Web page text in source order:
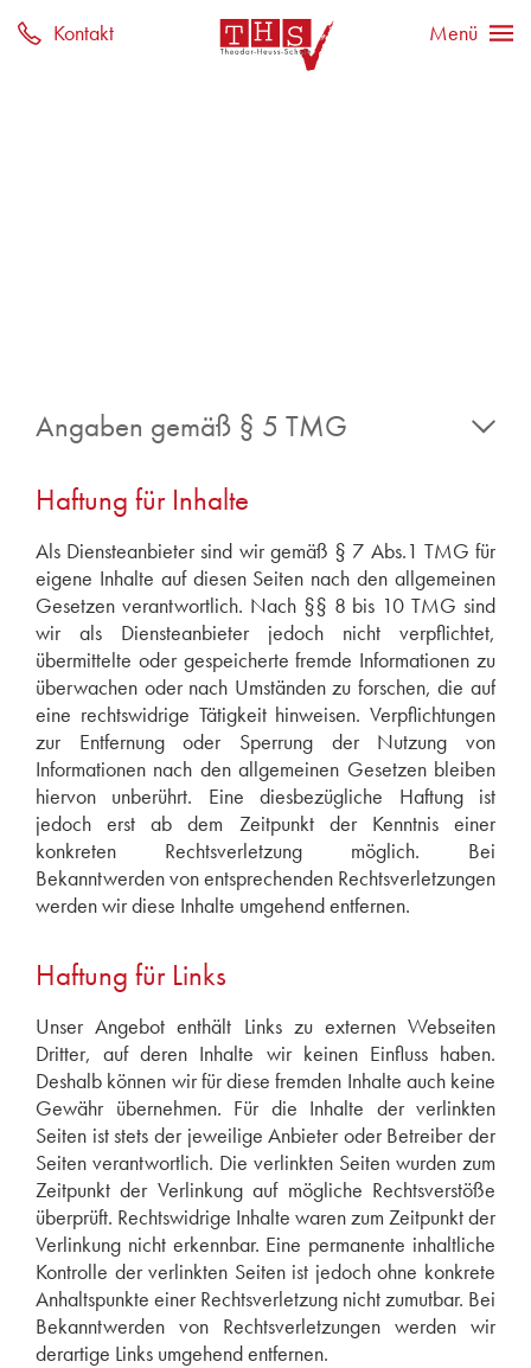
Angaben gemäß § 5 TMG
Theodor-Heuss-Schule
Städt. Realschule
Felder Str. 35-37
42651 Solingen
Vertreten durch:
RR Markus Paster
Kontakt:
Telefon: 0212 - 65 98 00
Telefax: 0212 - 6 59 80 50
E-Mail:sekretariat@ths-solingen.de
Verantwortlich für den Inhalt nach § 55 Abs. 2
RStV:
Thomas Hankammer
Haftung für Inhalte
Als Diensteanbieter sind wir gemäß § 7 Abs.1 TMG für
eigene Inhalte auf diesen Seiten nach den allgemeinen
Gesetzen verantwortlich. Nach §§ 8 bis 10 TMG sind
wir als Diensteanbieter jedoch nicht verpflichtet,
übermittelte oder gespeicherte fremde Informationen zu
überwachen oder nach Umständen zu forschen, die auf
eine rechtswidrige Tätigkeit hinweisen. Verpflichtungen
zur Entfernung oder Sperrung der Nutzung von
Informationen nach den allgemeinen Gesetzen bleiben
hiervon unberührt. Eine diesbezügliche Haftung ist
jedoch erst ab dem Zeitpunkt der Kenntnis einer
konkreten Rechtsverletzung möglich. Bei
Bekanntwerden von entsprechenden Rechtsverletzungen
werden wir diese Inhalte umgehend entfernen.
Haftung für Links
Unser Angebot enthält Links zu externen Webseiten
Dritter, auf deren Inhalte wir keinen Einfluss haben.
Deshalb können wir für diese fremden Inhalte auch keine
Gewähr übernehmen. Für die Inhalte der verlinkten
Seiten ist stets der jeweilige Anbieter oder Betreiber der
Seiten verantwortlich. Die verlinkten Seiten wurden zum
Zeitpunkt der Verlinkung auf mögliche Rechtsverstöße
überprüft. Rechtswidrige Inhalte waren zum Zeitpunkt der
Verlinkung nicht erkennbar. Eine permanente inhaltliche
Kontrolle der verlinkten Seiten ist jedoch ohne konkrete
Anhaltspunkte einer Rechtsverletzung nicht zumutbar. Bei
Bekanntwerden von Rechtsverletzungen werden wir
derartige Links umgehend entfernen.